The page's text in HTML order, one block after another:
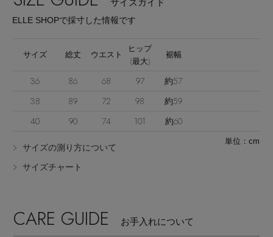
Stay in the Loop
ELLE SHOP 公式アプリ
ELLE SHOPで採寸した情報です
サイズ 総丈 ウエスト
ヒップ
(最大)
裾幅
36 86 68 97
約57
38
89 72 98
約59
40
90 74 101 約60
サイズの測り方について
サイズチャート
単位：cm
CARE GUIDE お手入れについて